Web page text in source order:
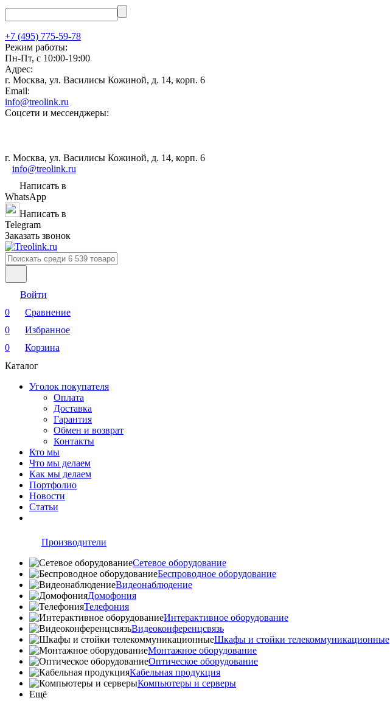
+7 (495) 775-59-78
Режим работы:
Пн-Пт, с 10:00-19:00
Адрес:
г. Москва, ул. Василисы Кожиной, д. 14, корп. 6
Email:
info@treolink.ru
Соцсети и мессенджеры:
г. Москва, ул. Василисы Кожиной, д. 14, корп. 6
info@treolink.ru
Написать в
WhatsApp
Написать в
Telegram
Заказать звонок
Войти
0
Сравнение
0
Избранное
0
Корзина
Каталог
Уголок покупателя
Оплата
Доставка
Гарантия
Обмен и возврат
Контакты
Кто мы
Что мы делаем
Как мы делаем
Портфолио
Новости
Статьи
Производители
Сетевое оборудование
Беспроводное оборудование
Видеонаблюдение
Домофония
Телефония
Интерактивное оборудование
Видеоконференцсвязь
Шкафы и стойки телекоммуникационные
Монтажное оборудование
Оптическое оборудование
Кабельная продукция
Компьютеры и серверы
Ещё